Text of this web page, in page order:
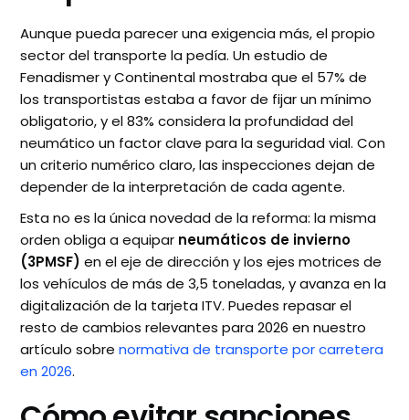
Aunque pueda parecer una exigencia más, el propio
sector del transporte la pedía. Un estudio de
Fenadismer y Continental mostraba que el 57% de
los transportistas estaba a favor de fijar un mínimo
obligatorio, y el 83% considera la profundidad del
neumático un factor clave para la seguridad vial. Con
un criterio numérico claro, las inspecciones dejan de
depender de la interpretación de cada agente.
Esta no es la única novedad de la reforma: la misma
orden obliga a equipar neumáticos de invierno
(3PMSF) en el eje de dirección y los ejes motrices de
los vehículos de más de 3,5 toneladas, y avanza en la
digitalización de la tarjeta ITV. Puedes repasar el
resto de cambios relevantes para 2026 en nuestro
artículo sobrenormativa de transporte por carretera
en 2026.